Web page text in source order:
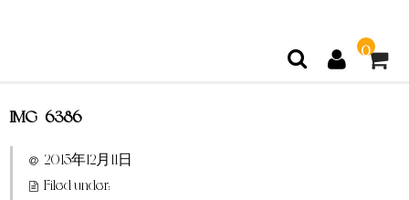
0
ホーム
特定商取引法に基づく表示
IMG_6386
2015年12月11日
Filed under: